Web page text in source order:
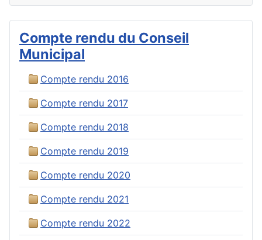
Compte rendu du Conseil
Municipal
Compte rendu 2016
Compte rendu 2017
Compte rendu 2018
Compte rendu 2019
Compte rendu 2020
Compte rendu 2021
Compte rendu 2022